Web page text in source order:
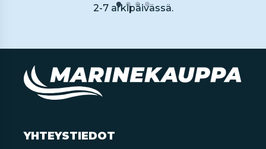
2-7 arkipäivässä.
YHTEYSTIEDOT